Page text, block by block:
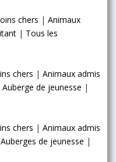
chers | Animaux
| Tous les
chers | Animaux admis
Auberge de jeunesse |
chers | Animaux admis
Auberges de jeunesse |